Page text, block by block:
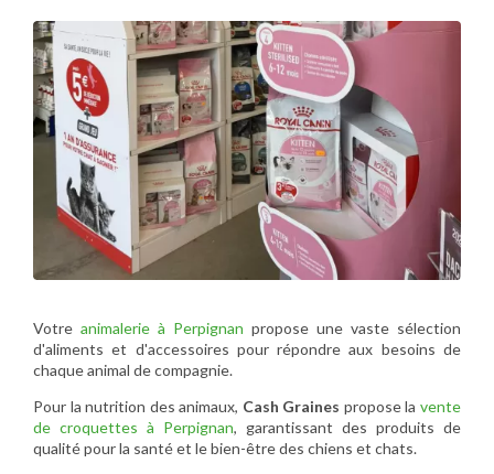
Votre animalerie à Perpignan propose une vaste sélection
d'aliments et d'accessoires pour répondre aux besoins de
chaque animal de compagnie.
Pour la nutrition des animaux, Cash Graines propose lavente
de croquettes à Perpignan, garantissant des produits de
qualité pour la santé et le bien-être des chiens et chats.